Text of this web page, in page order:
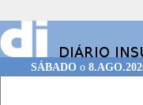
SÁBADOo